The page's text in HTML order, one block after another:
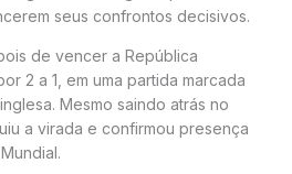
seus confrontos decisivos.
de vencer a República
2 a 1, em uma partida marcada
Mesmo saindo atrás no
a virada e confirmou presença